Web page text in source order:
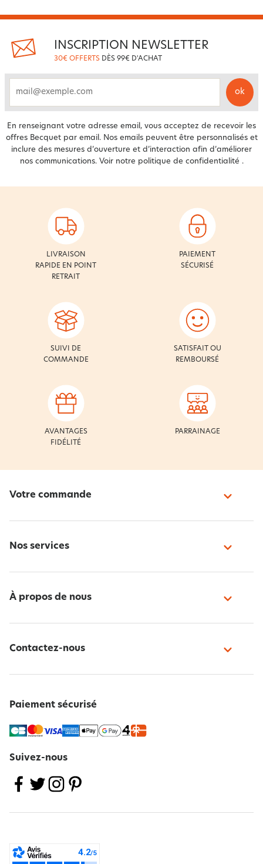
INSCRIPTION NEWSLETTER
30€ OFFERTS DÈS 99€ D'ACHAT
ok
En renseignant votre adresse email, vous acceptez de recevoir les
offres Becquet par email. Nos emails peuvent être personnalisés et
inclure des mesures d’ouverture et d’interaction afin d’améliorer
nos communications. Voir notre politique de confidentialité .
LIVRAISON
RAPIDE EN POINT
RETRAIT
PAIEMENT
SÉCURISÉ
SUIVI DE
COMMANDE
SATISFAIT OU
REMBOURSÉ
AVANTAGES
FIDÉLITÉ
PARRAINAGE
Votre commande
Nos services
À propos de nous
Contactez-nous
Paiement sécurisé
Suivez-nous